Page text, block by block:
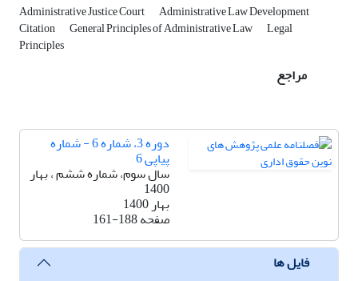
Administrative Justice Court Administrative Law Development
Citation General Principles of Administrative Law Legal
Principles
مراجع
دوره 3، شماره 6 - شماره
پیاپی 6
سال سوم، شماره ششم ، بهار
1400
بهار 1400
صفحه161-188
فایل ها